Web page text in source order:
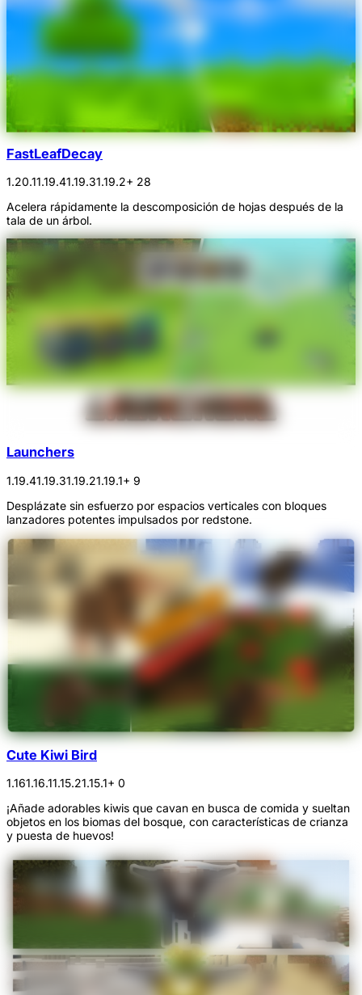
FastLeafDecay
1.20.11.19.41.19.31.19.2+ 28
Acelera rápidamente la descomposición de hojas después de la
tala de un árbol.
Launchers
1.19.41.19.31.19.21.19.1+ 9
Desplázate sin esfuerzo por espacios verticales con bloques
lanzadores potentes impulsados por redstone.
Cute Kiwi Bird
1.161.16.11.15.21.15.1+ 0
¡Añade adorables kiwis que cavan en busca de comida y sueltan
objetos en los biomas del bosque, con características de crianza
y puesta de huevos!